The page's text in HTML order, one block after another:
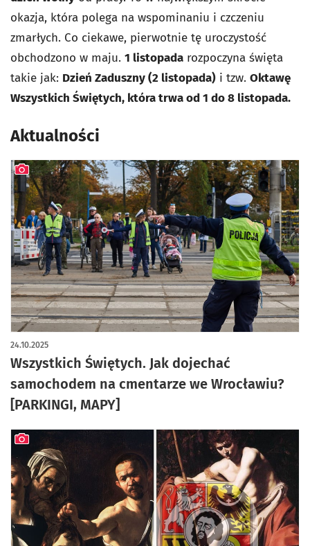
okazja, która polega na wspominaniu i czczeniu
zmarłych. Co ciekawe, pierwotnie tę uroczystość
obchodzono w maju. 1 listopada rozpoczyna święta
takie jak: Dzień Zaduszny (2 listopada) i tzw. Oktawę
Wszystkich Świętych, która trwa od 1 do 8 listopada.
Aktualności
Wszystkich Świętych. Jak dojechać
samochodem na cmentarze we Wrocławiu?
[PARKINGI, MAPY]
24.10.2025
artykuł z galerią zdjęć